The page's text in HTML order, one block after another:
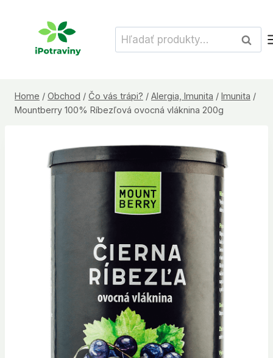
Hľadať:
Home / Obchod / Čo vás trápi? / Alergia, Imunita / Imunita /
Mountberry 100% Ríbezľová ovocná vláknina 200g